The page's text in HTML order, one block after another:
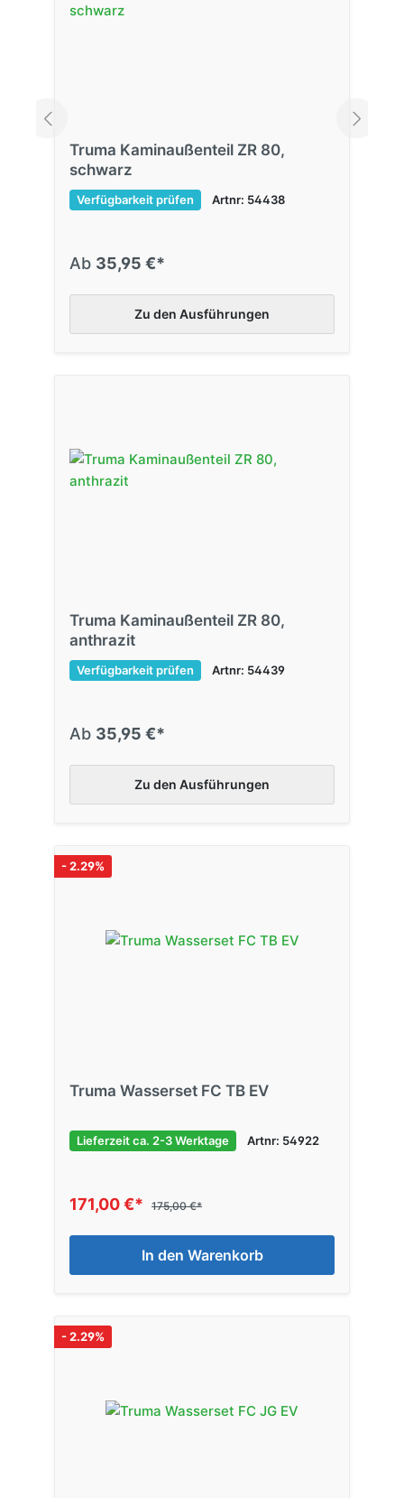
Truma Kaminaußenteil ZR 80,
schwarz
Verfügbarkeit prüfen Artnr: 54438
Ab 35,95 €*
Zu den Ausführungen
Truma Kaminaußenteil ZR 80,
anthrazit
Verfügbarkeit prüfen Artnr: 54439
Ab 35,95 €*
Zu den Ausführungen
- 2.29%
Truma Wasserset FC TB EV
Lieferzeit ca. 2-3 Werktage Artnr: 54922
171,00 €* 175,00 €*
In den Warenkorb
- 2.29%